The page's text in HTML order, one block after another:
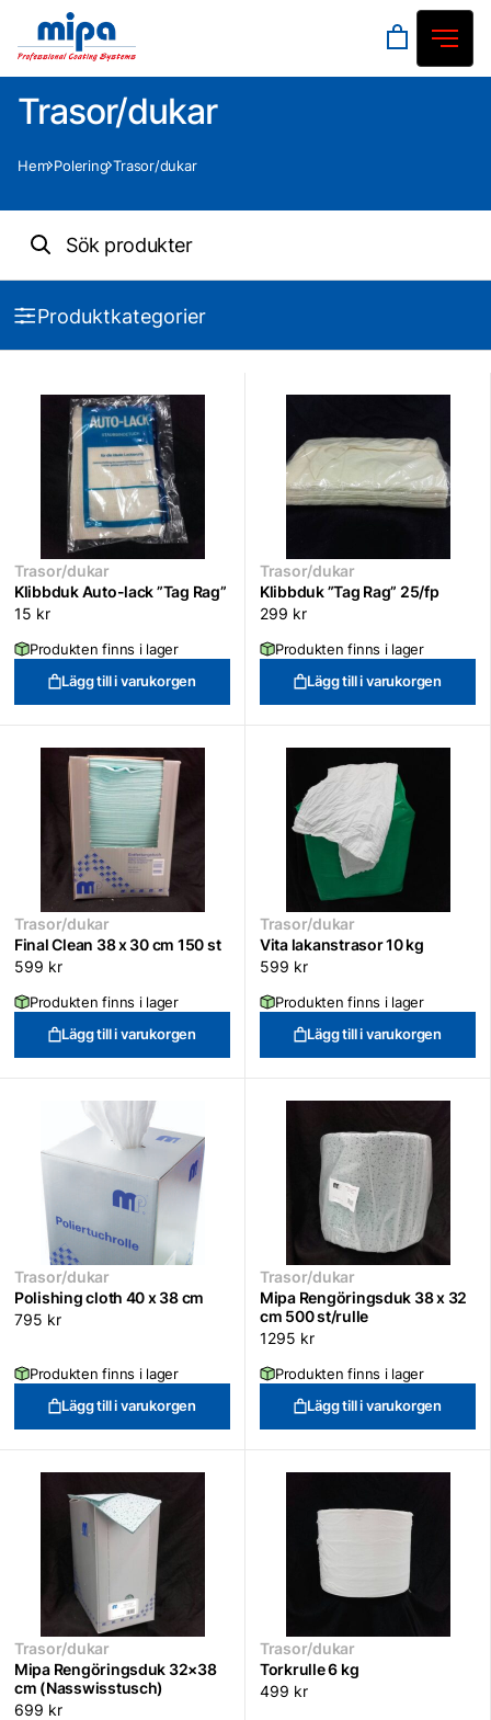
Trasor/dukar
Hem Polering Trasor/dukar
Produktkategorier
Trasor/dukar
Klibbduk Auto-lack ”Tag Rag”
15 kr
Produkten finns i lager
Lägg till i varukorgen
Trasor/dukar
Klibbduk ”Tag Rag” 25/fp
299 kr
Produkten finns i lager
Lägg till i varukorgen
Trasor/dukar
Final Clean 38 x 30 cm 150 st
599 kr
Produkten finns i lager
Lägg till i varukorgen
Trasor/dukar
Vita lakanstrasor 10 kg
599 kr
Produkten finns i lager
Lägg till i varukorgen
Trasor/dukar
Polishing cloth 40 x 38 cm
795 kr
Produkten finns i lager
Lägg till i varukorgen
Trasor/dukar
Mipa Rengöringsduk 38 x 32
cm 500 st/rulle
1295 kr
Produkten finns i lager
Lägg till i varukorgen
Trasor/dukar
Mipa Rengöringsduk 32×38
cm (Nasswisstusch)
699 kr
Trasor/dukar
Torkrulle 6 kg
499 kr